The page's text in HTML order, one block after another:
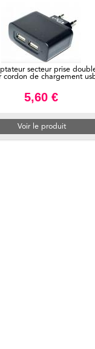
secteur prise
cordon de chargement
5,60 €
Voir le produit